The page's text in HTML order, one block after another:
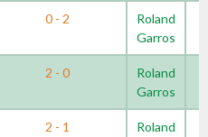
0 - 2
Roland
Garros
2 - 0
Roland
Garros
2 - 1
Roland